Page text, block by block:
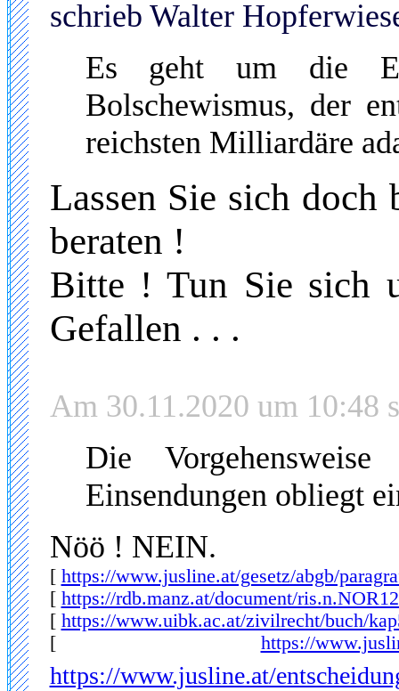
schrieb Walter
Es geht um die
Bolschewismus, der
reichsten Milliardäre
Lassen Sie sich
beraten !
Bitte ! Tun Sie sich
Gefallen . . .
Am 30.11.2020 um 10:48
Die
Einsendungen obliegt
Nöö ! NEIN.
[ https://www.jusline.at/gesetz/abgb/
[ https://rdb.manz.at/document/
[ https://www.uibk.ac.at/zivilrecht/buch/
[ https://
https://www.jusline.at/